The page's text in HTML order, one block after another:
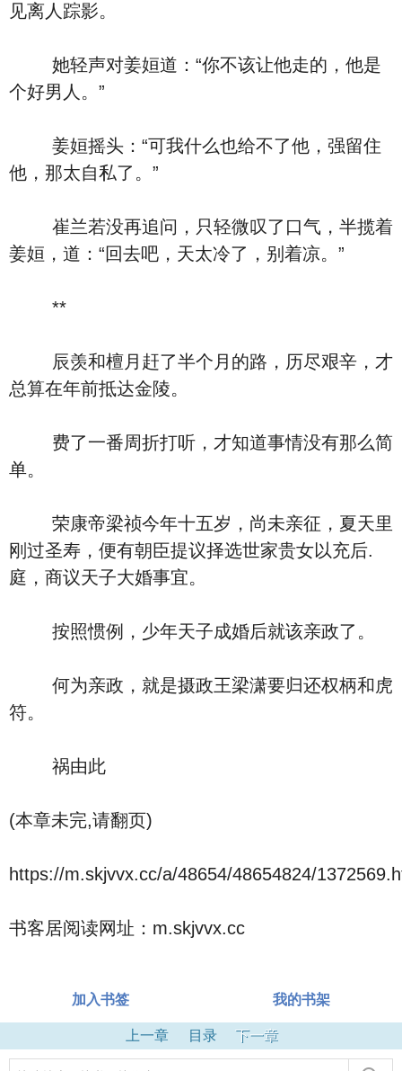
见离人踪影。
她轻声对姜姮道：“你不该让他走的，他是
个好男人。”
姜姮摇头：“可我什么也给不了他，强留住
他，那太自私了。”
崔兰若没再追问，只轻微叹了口气，半揽着
姜姮，道：“回去吧，天太冷了，别着凉。”
**
辰羡和檀月赶了半个月的路，历尽艰辛，才
总算在年前抵达金陵。
费了一番周折打听，才知道事情没有那么简
单。
荣康帝梁祯今年十五岁，尚未亲征，夏天里
刚过圣寿，便有朝臣提议择选世家贵女以充后.
庭，商议天子大婚事宜。
按照惯例，少年天子成婚后就该亲政了。
何为亲政，就是摄政王梁潇要归还权柄和虎
符。
祸由此
(本章未完,请翻页)
https://m.skjvvx.cc/a/48654/48654824/
书客居阅读网址：m.skjvvx.cc
加入书签 我的书架
上一章 目录 下一章